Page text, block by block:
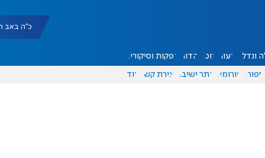
כ"ה באב תשפ"ו
ונדל"ן דעות אוכל יהדות הפקות וסיקורים
ספורט פורומים אתר ישיבה יצירת קשר עוד